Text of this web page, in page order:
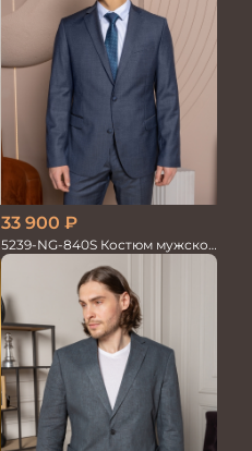
33 900 ₽
5239-NG-840S Костюм мужской
двойка